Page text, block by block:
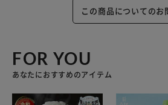
この商品についてのお
FOR YOU
あなたにおすすめのアイテム